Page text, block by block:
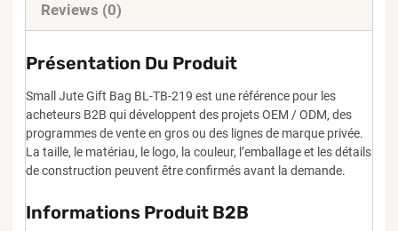
Reviews (0)
Présentation Du Produit
Small Jute Gift Bag BL-TB-219 est une référence pour les
acheteurs B2B qui développent des projets OEM / ODM, des
programmes de vente en gros ou des lignes de marque privée.
La taille, le matériau, le logo, la couleur, l’emballage et les détails
de construction peuvent être confirmés avant la demande.
Informations Produit B2B